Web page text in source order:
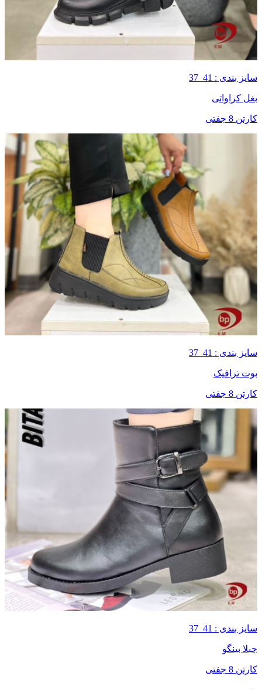
سایز بندی : 41_37
بغل کراواتی
کارتن 8 جفتی
سایز بندی : 41_37
بوت ترافیک
کارتن 8 جفتی
سایز بندی : 41_37
چبلا بینگو
کارتن 8 جفتی